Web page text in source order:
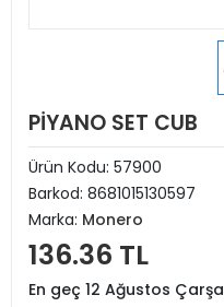
PİYANO SET CUB
Ürün Kodu: 57900
Barkod: 8681015130597
Marka: Monero
136.36 TL
En geç 12 Ağustos